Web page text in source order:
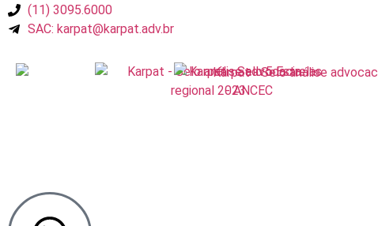
(11) 3095.6000
SAC: karpat@karpat.adv.br